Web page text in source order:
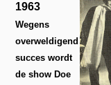
1963
Wegens
overweldigend
succes wordt
de show Doe